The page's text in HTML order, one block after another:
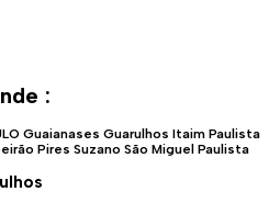
:
Guaianases Guarulhos Itaim Paulista
Pires Suzano São Miguel Paulista